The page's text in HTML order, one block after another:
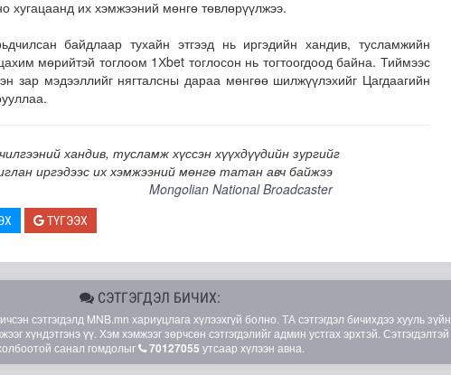
хугацаанд их хэмжээний мөнгө төвлөрүүлжээ.
байдлаар тухайн этгээд нь иргэдийн хандив, тусламжийн
мөрийтэй тоглоом 1Хbet тоглосон нь тогтоогдоод байна. Тиймээс
зар мэдээллийг нягталсны дараа мөнгөө шилжүүлэхийг Цагдаагийн
хандив, тусламж хүссэн хүүхдүүдийн зургийг
иргэдээс их хэмжээний мөнгө татан авч байжээ
Mongolian National Broadcaster
ТҮГЭЭХ
СЭТГЭГДЭЛ БИЧИХ:
сэтгэгдэлд MNB.mn хариуцлага хүлээхгүй болно. ТА сэтгэгдэл бичихдээ хууль зүйн
хүндэтгэнэ үү. Хэм хэмжээг зөрчсөн сэтгэгдэлийг админ устгах эрхтэй. Сэтгэгдэлтэй
санал гомдолыг
70127055 утсаар хүлээн авна.